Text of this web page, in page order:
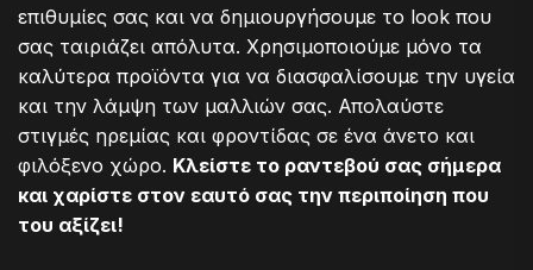
επιθυμίες σας και να δημιουργήσουμε το look που
σας ταιριάζει απόλυτα. Χρησιμοποιούμε μόνο τα
καλύτερα προϊόντα για να διασφαλίσουμε την υγεία
και την λάμψη των μαλλιών σας. Απολαύστε
στιγμές ηρεμίας και φροντίδας σε ένα άνετο και
φιλόξενο χώρο. Κλείστε το ραντεβού σας σήμερα
και χαρίστε στον εαυτό σας την περιποίηση που
του αξίζει!